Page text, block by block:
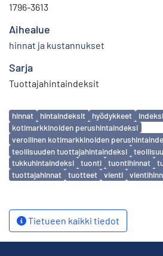
1796-3613
Aihealue
hinnat ja kustannukset
Sarja
Tuottajahintaindeksit
Avainsanat
hinnat hintaindeksit hyödykkeet
kotimarkkinoiden perushintaindeksi
verollinen kotimarkkinoiden
teollisuuden tuottajahintaindeksi
tukkuhintaindeksi
tuonti tuontihinnat
tuottajahinnat
tuotteet vienti
Tietueen kaikki tiedot